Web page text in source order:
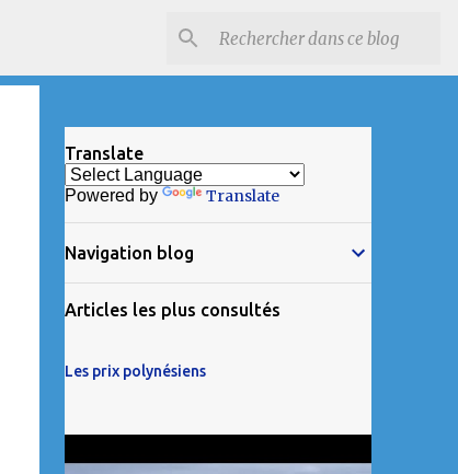
Translate
Powered by Translate
Navigation blog
Articles les plus consultés
Les prix polynésiens